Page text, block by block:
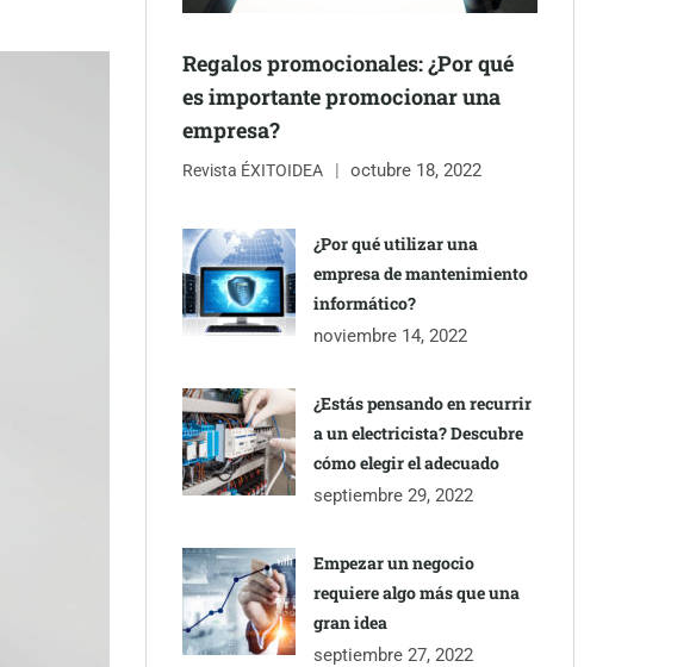
Regalos promocionales: ¿Por qué
es importante promocionar una
empresa?
Revista ÉXITOIDEA octubre 18, 2022
¿Por qué utilizar una
empresa de mantenimiento
informático?
noviembre 14, 2022
¿Estás pensando en recurrir
a un electricista? Descubre
cómo elegir el adecuado
septiembre 29, 2022
Empezar un negocio
requiere algo más que una
gran idea
septiembre 27, 2022